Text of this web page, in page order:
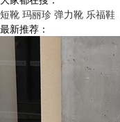
短靴 玛丽珍 弹力靴 乐福鞋
最新推荐：